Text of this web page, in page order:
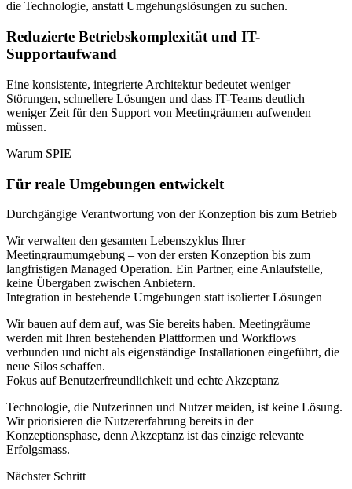
die Technologie, anstatt Umgehungslösungen zu suchen.
Reduzierte Betriebskomplexität und IT-
Supportaufwand
Eine konsistente, integrierte Architektur bedeutet weniger
Störungen, schnellere Lösungen und dass IT-Teams deutlich
weniger Zeit für den Support von Meetingräumen aufwenden
müssen.
Warum SPIE
Für reale Umgebungen entwickelt
Durchgängige Verantwortung von der Konzeption bis zum Betrieb
Wir verwalten den gesamten Lebenszyklus Ihrer
Meetingraumumgebung – von der ersten Konzeption bis zum
langfristigen Managed Operation. Ein Partner, eine Anlaufstelle,
keine Übergaben zwischen Anbietern.
Integration in bestehende Umgebungen statt isolierter Lösungen
Wir bauen auf dem auf, was Sie bereits haben. Meetingräume
werden mit Ihren bestehenden Plattformen und Workflows
verbunden und nicht als eigenständige Installationen eingeführt, die
neue Silos schaffen.
Fokus auf Benutzerfreundlichkeit und echte Akzeptanz
Technologie, die Nutzerinnen und Nutzer meiden, ist keine Lösung.
Wir priorisieren die Nutzererfahrung bereits in der
Konzeptionsphase, denn Akzeptanz ist das einzige relevante
Erfolgsmass.
Nächster Schritt